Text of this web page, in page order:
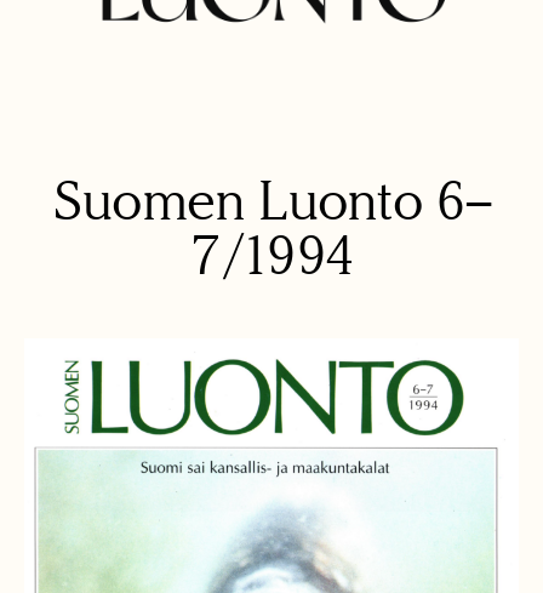
Suomen Luonto 6–
7/1994